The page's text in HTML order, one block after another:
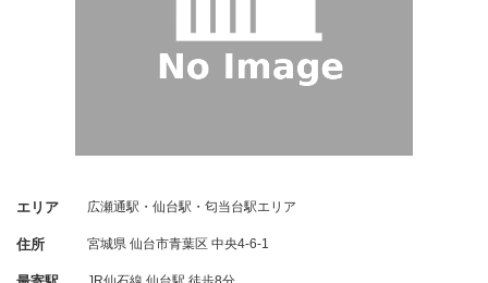
エリア 広瀬通駅・仙台駅・匂当台駅エリア
住所 宮城県 仙台市青葉区 中央4-6-1